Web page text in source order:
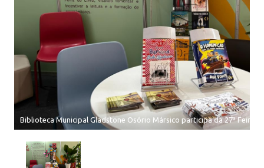
Biblioteca Municipal Gladstone Osório Mársico participa da 27ª Feira